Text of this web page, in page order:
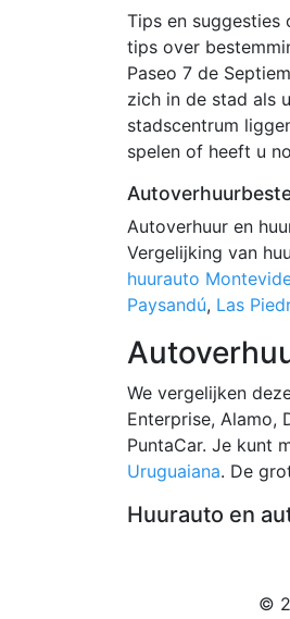
Tips en suggesties
tips over
Paseo 7 de
zich in de stad als
stadscentrum
spelen of heeft u
Autoverhuur en
Vergelijking van
huurauto
Paysandú, Las
We vergelijken
Enterprise, Alamo,
PuntaCar. Je kunt
Uruguaiana. De
Huurauto en
©